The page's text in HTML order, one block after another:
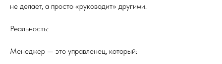
не делает, а просто «руководит» другими.
Реальность:
Менеджер — это управленец, который: